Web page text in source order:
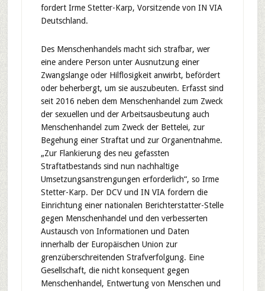
fordert Irme Stetter-Karp, Vorsitzende von IN VIA
Deutschland.
Des Menschenhandels macht sich strafbar, wer
eine andere Person unter Ausnutzung einer
Zwangslange oder Hilflosigkeit anwirbt, befördert
oder beherbergt, um sie auszubeuten. Erfasst sind
seit 2016 neben dem Menschenhandel zum Zweck
der sexuellen und der Arbeitsausbeutung auch
Menschenhandel zum Zweck der Bettelei, zur
Begehung einer Straftat und zur Organentnahme.
„Zur Flankierung des neu gefassten
Straftatbestands sind nun nachhaltige
Umsetzungsanstrengungen erforderlich“, so Irme
Stetter-Karp. Der DCV und IN VIA fordern die
Einrichtung einer nationalen Berichterstatter-Stelle
gegen Menschenhandel und den verbesserten
Austausch von Informationen und Daten
innerhalb der Europäischen Union zur
grenzüberschreitenden Strafverfolgung. Eine
Gesellschaft, die nicht konsequent gegen
Menschenhandel, Entwertung von Menschen und